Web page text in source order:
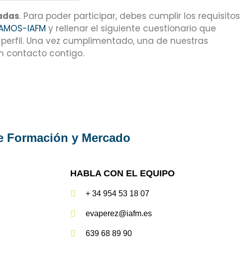
. Para poder participar, debes cumplir los requisitos
IAFM y rellenar el siguiente cuestionario que
Una vez cumplimentado, una de nuestras
contacto contigo.
Formación y Mercado
HABLA CON EL EQUIPO
+ 34 954 53 18 07
evaperez@iafm.es
639 68 89 90